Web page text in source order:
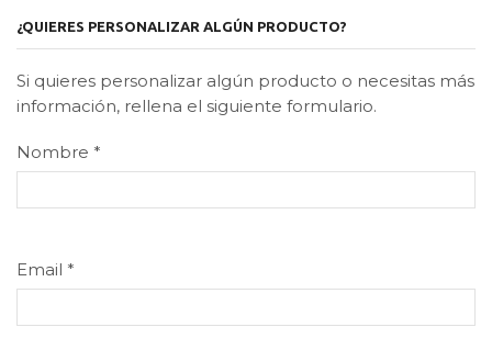
¿QUIERES PERSONALIZAR ALGÚN PRODUCTO?
Si quieres personalizar algún producto o necesitas más
información, rellena el siguiente formulario.
Nombre *
Email *